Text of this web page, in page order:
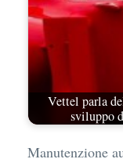
Vettel parla
sviluppo
Manutenzione